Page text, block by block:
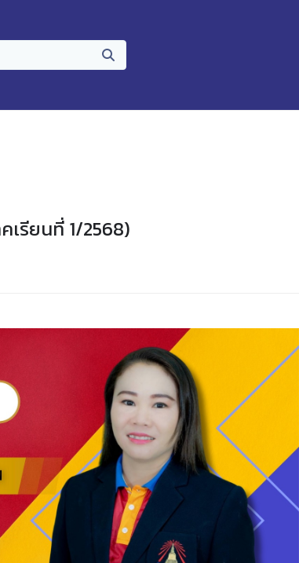
เรียนที่ 1/2568)